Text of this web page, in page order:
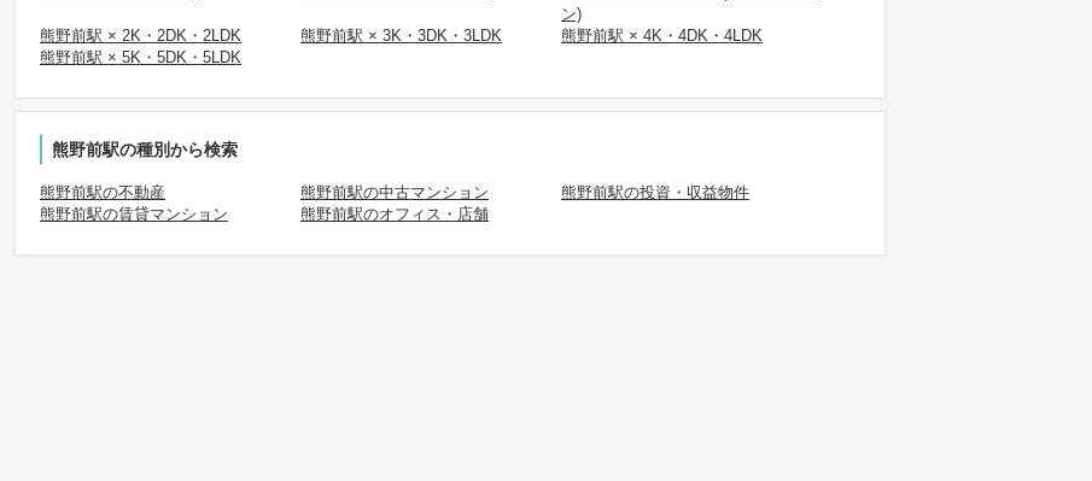
ン)
熊野前駅 × 2K・2DK・2LDK
熊野前駅 × 3K・3DK・3LDK
熊野前駅 × 4K・4DK・4LDK
熊野前駅 × 5K・5DK・5LDK
熊野前駅の種別から検索
熊野前駅の不動産 熊野前駅の中古マンション
熊野前駅の投資・収益物件
熊野前駅の賃貸マンション
熊野前駅のオフィス・店舗